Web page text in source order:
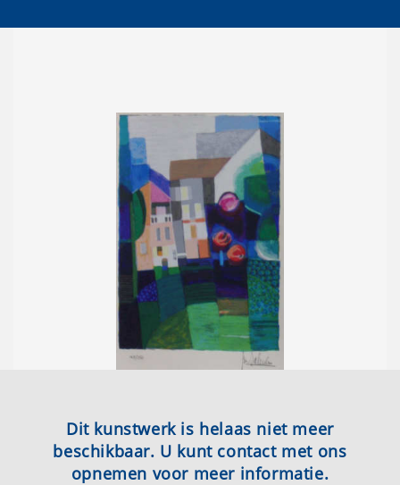
Dit kunstwerk is helaas niet meer
beschikbaar. U kunt contact met ons
opnemen voor meer informatie.